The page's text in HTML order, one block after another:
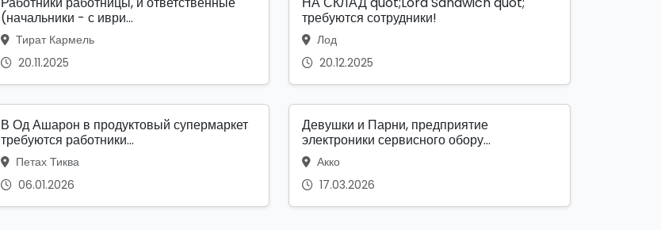
(начальники - с иври...
Тират Кармель
20.11.2025
требуются сотрудники!
Лод
20.12.2025
В Од Ашарон в продуктовый супермаркет
требуются работники...
Петах Тиква
06.01.2026
Девушки и Парни, предприятие
электроники сервисного обору...
Акко
17.03.2026